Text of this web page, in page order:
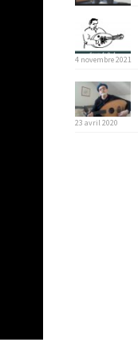
4 novembre 2021
23 avril 2020